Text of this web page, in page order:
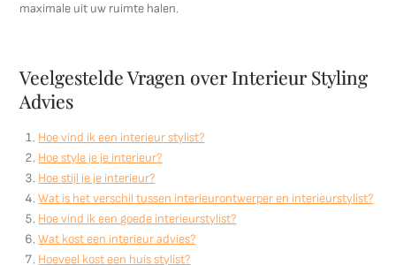
maximale uit uw ruimte halen.
Veelgestelde Vragen over Interieur Styling
Advies
Hoe vind ik een interieur stylist?
Hoe style je je interieur?
Hoe stijl je je interieur?
Wat is het verschil tussen interieurontwerper en interieurstylist?
Hoe vind ik een goede interieurstylist?
Wat kost een interieur advies?
Hoeveel kost een huis stylist?